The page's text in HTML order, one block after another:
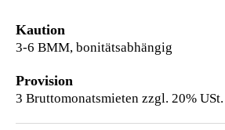
Kaution
3-6 BMM, bonitätsabhängig
Provision
3 Bruttomonatsmieten zzgl. 20% USt.